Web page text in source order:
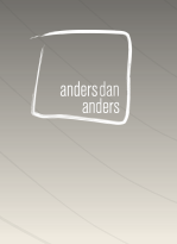
Anders
dan
Anders